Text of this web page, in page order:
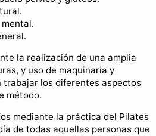
la realización de una amplia
y uso de maquinaria y
trabajar los diferentes aspectos
método.
mediante la práctica del Pilates
de todas aquellas personas que